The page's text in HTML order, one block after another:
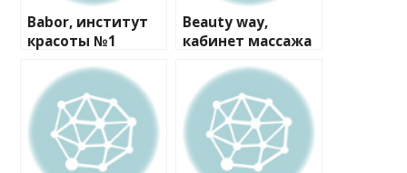
Babor, институт
красоты №1
Beauty way,
кабинет массажа